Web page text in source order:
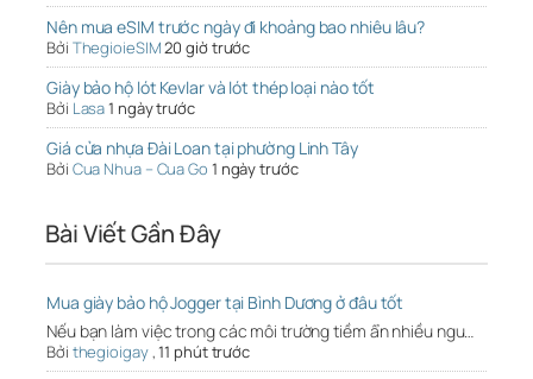
Nên mua eSIM trước ngày đi khoảng bao nhiêu lâu?
Bởi ThegioieSIM20 giờ trước
Giày bảo hộ lót Kevlar và lót thép loại nào tốt
Bởi Lasa1 ngày trước
Giá cửa nhựa Đài Loan tại phường Linh Tây
Bởi Cua Nhua – Cua Go 1 ngày trước
Bài Viết Gần Đây
Mua giày bảo hộ Jogger tại Bình Dương ở đâu tốt
Nếu bạn làm việc trong các môi trường tiềm ẩn nhiều ngu…
Bởi thegioigay,11 phút trước